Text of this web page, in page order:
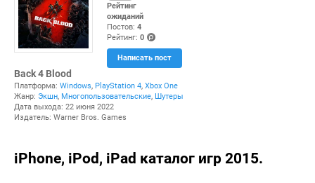
Рейтинг
ожиданий
Постов: 4
Рейтинг: 0
(po
ints
)
Написать пост
Back 4 Blood
Платформа: Windows PlayStation 4 Xbox One
Жанр: Экшн Многопользовательские Шутеры
Дата выхода: 22 июня 2022
Издатель: Warner Bros. Games
iPhone, iPod, iPad каталог игр 2015.